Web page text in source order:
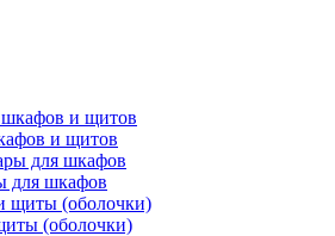
и щитов
для шкафов
(оболочки)